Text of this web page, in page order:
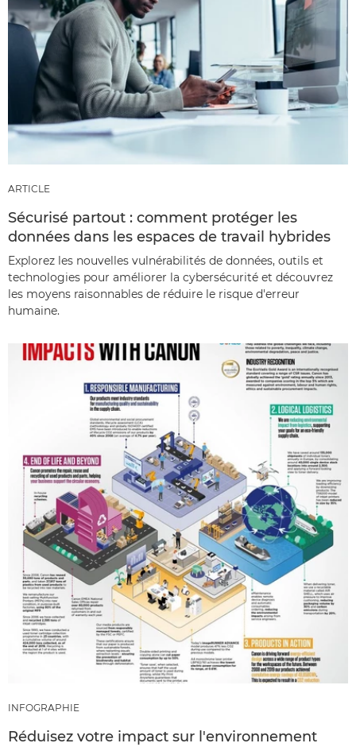
ARTICLE
Sécurisé partout : comment protéger les
données dans les espaces de travail hybrides
Explorez les nouvelles vulnérabilités de données, outils et
technologies pour améliorer la cybersécurité et découvrez
les moyens raisonnables de réduire le risque d'erreur
humaine.
INFOGRAPHIE
Réduisez votre impact sur l'environnement